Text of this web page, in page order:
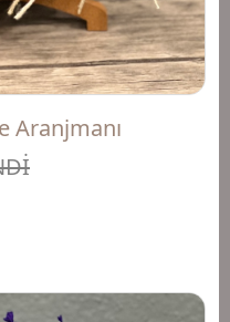
Aranjmanı